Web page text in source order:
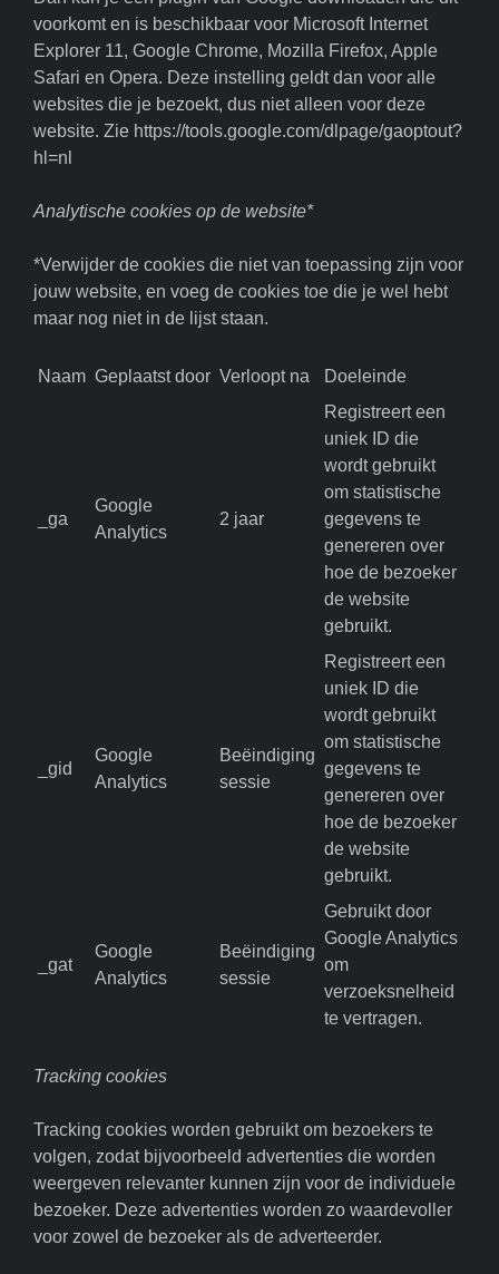
voorkomt en is beschikbaar voor Microsoft Internet
Explorer 11, Google Chrome, Mozilla Firefox, Apple
Safari en Opera. Deze instelling geldt dan voor alle
websites die je bezoekt, dus niet alleen voor deze
website. Zie https://tools.google.com/dlpage/gaoptout?
hl=nl
Analytische cookies op de website*
*Verwijder de cookies die niet van toepassing zijn voor
jouw website, en voeg de cookies toe die je wel hebt
maar nog niet in de lijst staan.
Naam Geplaatst door Verloopt na Doeleinde
_ga
Google
Analytics
2 jaar
Registreert een
uniek ID die
wordt gebruikt
om statistische
gegevens te
genereren over
hoe de bezoeker
de website
gebruikt.
_gid
Google
Analytics
Beëindiging
sessie
Registreert een
uniek ID die
wordt gebruikt
om statistische
gegevens te
genereren over
hoe de bezoeker
de website
gebruikt.
_gat
Google
Analytics
Beëindiging
sessie
Gebruikt door
Google Analytics
om
verzoeksnelheid
te vertragen.
Tracking cookies
Tracking cookies worden gebruikt om bezoekers te
volgen, zodat bijvoorbeeld advertenties die worden
weergeven relevanter kunnen zijn voor de individuele
bezoeker. Deze advertenties worden zo waardevoller
voor zowel de bezoeker als de adverteerder.